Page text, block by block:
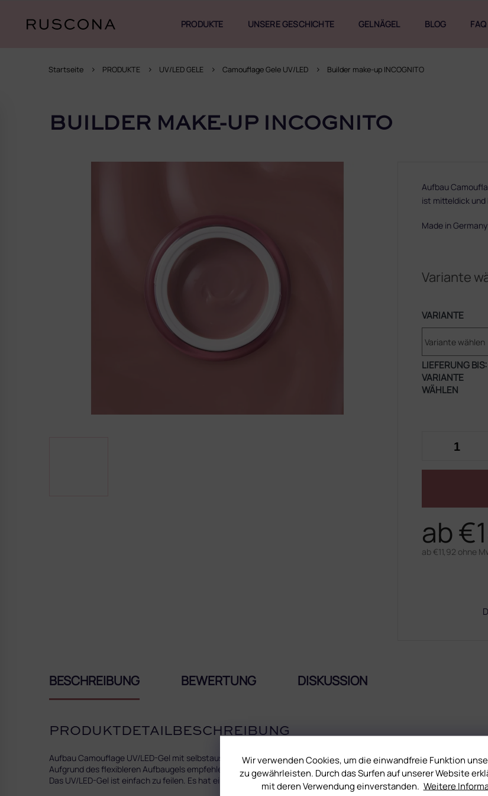
Wir verwenden Cookies, um die einwandfreie Funktion
zu gewährleisten. Durch das Surfen auf unserer Website
mit deren Verwendung einverstanden. Weitere
springen
PRODUKTE UNSERE GESCHICHTE GELNÄGEL BLOG FAQ
Startseite PRODUKTE UV/LED GELE Camouflage Gele UV/LED Builder make-up INCOGNITO
e
BUILDER MAKE-UP INCOGNITO
ab
ab €11,92 ohne
Variante
VARIANTE
LIEFERUNG BIS:
VARIANTE
WÄHLEN
Aufbau
ist mitteldick
Made in Germany
BESCHREIBUNG BEWERTUNG DISKUSSION
PRODUKTDETAILBESCHREIBUNG
Aufbau Camouflage UV/LED-Gel mit selbstausgleichender Fähigkeit. Es ist mitteldick und mit schön leichter
Aufgrund des flexibleren Aufbaugels empfehlen wir den Einsatz vor allem für Salonnägel.
Das UV/LED-Gel ist einfach zu feilen. Es hat einen wunderschönen natürlichen Ton, der perfekt zur Haut passt.